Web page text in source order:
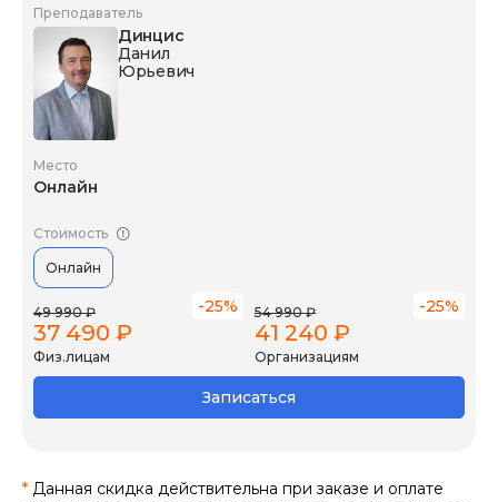
Преподаватель
Динцис
Данил
Юрьевич
Место
Онлайн
Стоимость
Онлайн
49 990 ₽ -25%
37 490 ₽
Физ.лицам
54 990 ₽ -25%
41 240 ₽
Организациям
Записаться
* Данная скидка действительна при заказе и оплате